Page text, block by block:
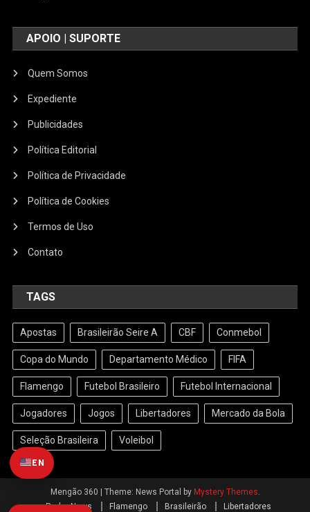
APOIO | SUPORTE
Quem Somos
Expediente
Publicidades
Política Editorial
Política de Privacidade
Política de Cookies
Termos de Uso
Contato
TAGS
Apostas Brasileirão Seire A CBF Conmebol
Copa do Mundo Departamento Médico FIFA
Flamengo Futebol Brasileiro Futebol Internacional
Jogadores Jogos Libertadores Mercado da Bola
Seleção Brasileira Voleibol
Mengão 360 Theme: News Portal by Mystery Themes.
Radar News
Flamengo Brasileirão
Libertadores
EN